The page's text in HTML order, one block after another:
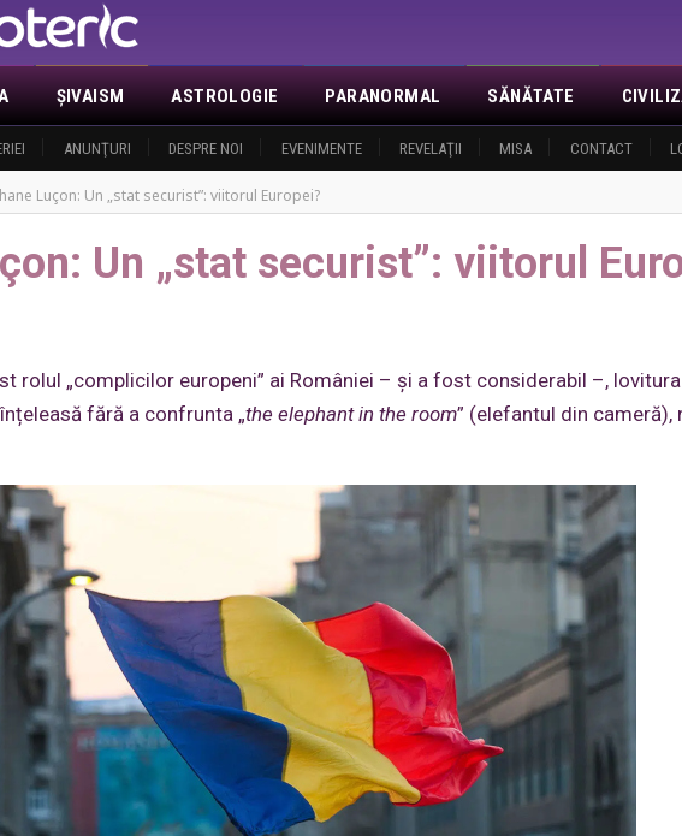
ANUNŢURI DESPRE NOI EVENIMENTE REVELAŢII MISA CONTACT
ŞIVAISM ASTROLOGIE PARANORMAL SĂNĂTATE
Luçon: Un „stat securist”: viitorul Europei?
Un „stat securist”: viitorul
rolul „complicilor europeni” ai României – și a fost considerabil –,
fără a confrunta „the elephant in the room” (elefantul din cameră),